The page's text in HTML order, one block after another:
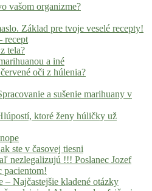
vašom organizme?
Základ pre tvoje veselé recepty!
recept
tela?
a iné
oči z húlenia?
a sušenie marihuany v
ktoré ženy húličky už
ste v časovej tiesni
nezlegalizujú !!! Poslanec Jozef
pacientom!
Najčastejšie kladené otázky